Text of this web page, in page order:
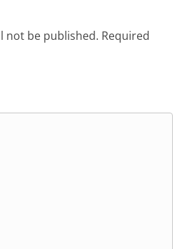
not be published. Required